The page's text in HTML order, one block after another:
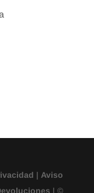
| Aviso
| ©